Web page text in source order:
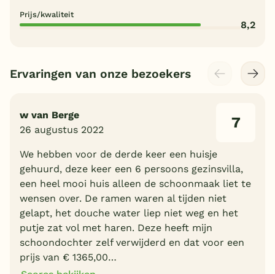
Prijs/kwaliteit
8,2
Ervaringen van onze bezoekers
w van Berge
26 augustus 2022
7
We hebben voor de derde keer een huisje
gehuurd, deze keer een 6 persoons gezinsvilla,
een heel mooi huis alleen de schoonmaak liet te
wensen over. De ramen waren al tijden niet
gelapt, het douche water liep niet weg en het
putje zat vol met haren. Deze heeft mijn
schoondochter zelf verwijderd en dat voor een
prijs van € 1365,00…